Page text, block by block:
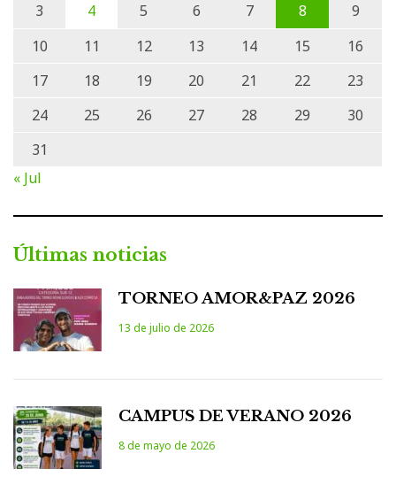
3
4 5 6 7 8
9
10
11 12 13 14 15
16
17
18 19 20 21 22
23
24
25 26 27 28 29
30
31
« Jul
Últimas noticias
TORNEO AMOR&PAZ 2026
13 de julio de 2026
CAMPUS DE VERANO 2026
8 de mayo de 2026